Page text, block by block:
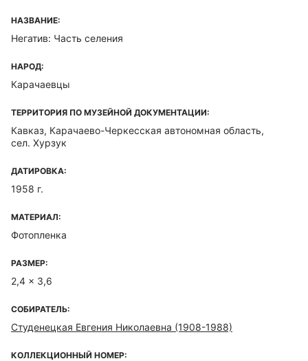
НАЗВАНИЕ:
Негатив: Часть селения
НАРОД:
Карачаевцы
ТЕРРИТОРИЯ ПО МУЗЕЙНОЙ ДОКУМЕНТАЦИИ:
Кавказ, Карачаево-Черкесская автономная область,
сел. Хурзук
ДАТИРОВКА:
1958 г.
МАТЕРИАЛ:
Фотопленка
РАЗМЕР:
2,4 x 3,6
СОБИРАТЕЛЬ:
Студенецкая Евгения Николаевна (1908-1988)
КОЛЛЕКЦИОННЫЙ НОМЕР: